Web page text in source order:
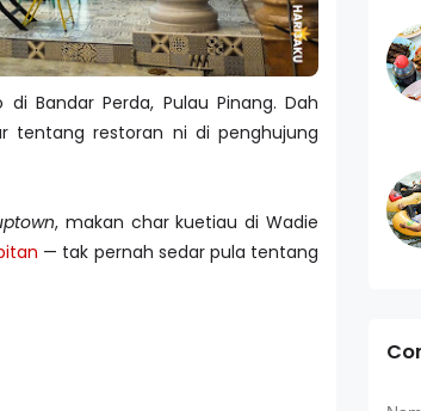
Bandar Perda, Pulau Pinang. Dah
tentang restoran ni di penghujung
, makan char kuetiau di Wadie
— tak pernah sedar pula tentang